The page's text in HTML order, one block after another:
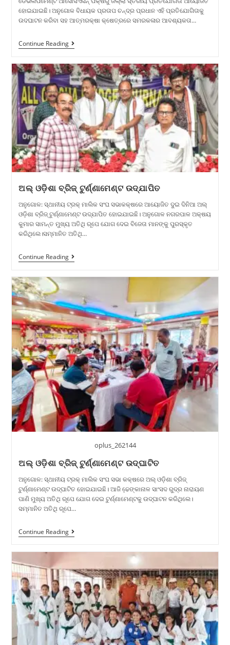
ହୋଇଯାଇଛି। ଅନୁଗୋଳ ବିଧାୟକ ପ୍ରତାପ ଚନ୍ଦ୍ର ପ୍ରଧାନ ଏହି ପ୍ରତିଯୋଗିତାକୁ
ଉଦଘାଟନ କରିବା ସହ ଆତ୍ମରକ୍ଷା କ୍ଷେତ୍ରରେ ସମରକଳାର ଆବଶ୍ୟକତା…
Continue Reading
ଅଲ୍ ଓଡ଼ିଶା ବ୍ରିଜ୍ ଟୁର୍ଣ୍ଣାମେଣ୍ଟ ଉଦ୍‌ଯାପିତ
ଅନୁଗୋଳ: ସ୍ଥାନୀୟ ଟ୍ରକ୍ ମାଲିକ ସଂଘ ସଭାକକ୍ଷରେ ଆୟୋଜିତ ଦୁଇ ଦିନିଆ ଅଲ୍
ଓଡ଼ିଶା ବ୍ରିଜ୍ ଟୁର୍ଣ୍ଣାମେଣ୍ଟ ଉଦ୍‌ଯାପିତ ହୋଇଯାଇଛି। ଅନୁଗୋଳ ନଗରପାଳ ଅକ୍ଷୟ
କୁମାର ସାମନ୍ତ ମୁଖ୍ୟ ଅତିଥି ରୂପେ ଯୋଗ ଦେଇ ବିଜେତା ମାନଙ୍କୁ ପୁରସ୍କୃତ
କରିଥିଲେ।ସମ୍ମାନିତ ଅତିଥି…
Continue Reading
oplus_262144
ଅଲ୍ ଓଡ଼ିଶା ବ୍ରିଜ୍ ଟୁର୍ଣ୍ଣାମେଣ୍ଟ ଉଦ୍ଘାଟିତ
ଅନୁଗୋଳ: ସ୍ଥାନୀୟ ଟ୍ରକ୍ ମାଲିକ ସଂଘ ସଭା କକ୍ଷରେ ଅଲ୍ ଓଡ଼ିଶା ବ୍ରିଜ୍
ଟୁର୍ଣ୍ଣାମେଣ୍ଟ ଉଦ୍ଘାଟିତ ହୋଇଯାଇଛି। ଆଜି ଢେ଼ଙ୍କାନାଳ ସାଂସଦ ରୁଦ୍ର ନାରାୟଣ
ପାଣି ମୁଖ୍ୟ ଅତିଥି ରୂପେ ଯୋଗ ଦେଇ ଟୁର୍ଣ୍ଣାମେଣ୍ଟକୁ ଉଦ୍ଘାଟନ କରିଥିଲେ।
ସମ୍ମାନିତ ଅତିଥି ରୂପେ…
Continue Reading